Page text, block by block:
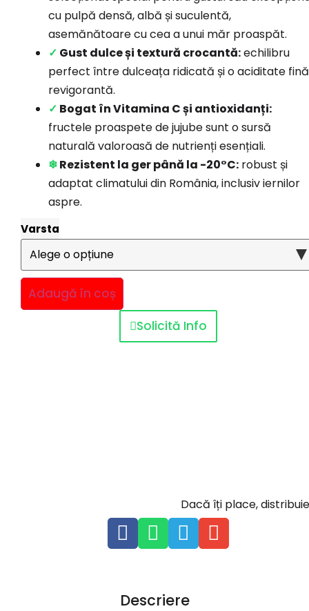
cu pulpă densă, albă și suculentă,
asemănătoare cu cea a unui măr proaspăt.
✓ Gust dulce și textură crocantă:echilibru
perfect între dulceața ridicată și o aciditate
revigorantă.
✓ Bogat în Vitamina C și antioxidanți:
fructele proaspete de jujube sunt o sursă
naturală valoroasă de nutrienți esențiali.
❄Rezistent la ger până la -20°C: robust și
adaptat climatului din România, inclusiv iernilor
aspre.
Varsta
Adaugă în coș
Solicită Info
Descriere